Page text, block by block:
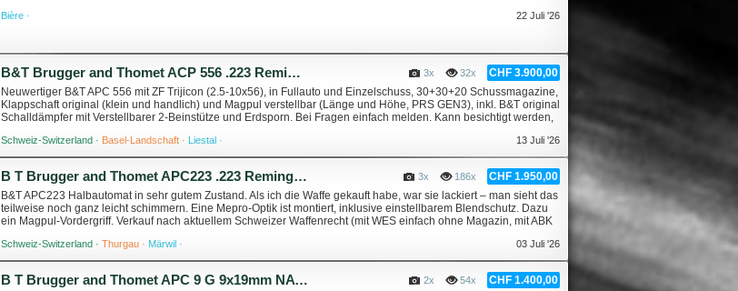
Bière · 22 Juli '26
B&T Brugger and Thomet ACP 556 .223 Remington CHF 3.900,00
32x
3x
Neuwertiger B&T APC 556 mit ZF Trijicon (2.5-10x56), in Fullauto und Einzelschuss, 30+30+20 Schussmagazine,
Klappschaft original (klein und handlich) und Magpul verstellbar (Länge und Höhe, PRS GEN3), inkl. B&T original
Schalldämpfer mit Verstellbarer 2-Beinstütze und Erdsporn. Bei Fragen einfach melden. Kann besichtigt werden,
Schweiz-Switzerland · Basel-Landschaft · Liestal · 13 Juli '26
B T Brugger and Thomet APC223 .223 Remington CHF 1.950,00
186x
3x
B&T APC223 Halbautomat in sehr gutem Zustand. Als ich die Waffe gekauft habe, war sie lackiert – man sieht das
teilweise noch ganz leicht schimmern. Eine Mepro-Optik ist montiert, inklusive einstellbarem Blendschutz. Dazu
ein Magpul-Vordergriff. Verkauf nach aktuellem Schweizer Waffenrecht (mit WES einfach ohne Magazin, mit ABK
Schweiz-Switzerland ·Thurgau · Märwil · 03 Juli '26
B T Brugger and Thomet APC 9 G 9x19mm NATO Parabellum CHF 1.400,00
54x
2x